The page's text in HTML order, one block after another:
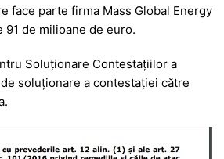
face parte firma Mass Global Energy
91 de milioane de euro.
Soluționare Contestațiilor a
soluționare a contestației către